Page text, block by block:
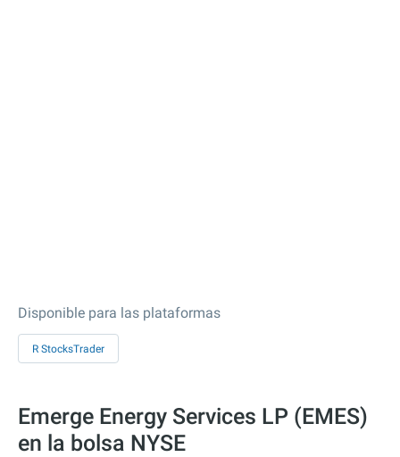
Disponible para las plataformas
R StocksTrader
Emerge Energy Services LP (EMES)
en la bolsa NYSE